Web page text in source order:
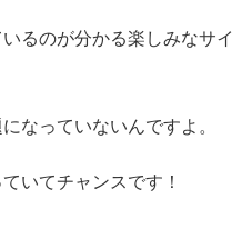
るのが分かる楽しみなサイ
なっていないんですよ。
いてチャンスです！